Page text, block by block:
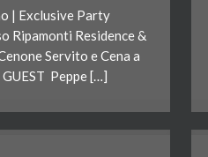
| Exclusive Party
Ripamonti Residence &
Servito e Cena a
Peppe […]